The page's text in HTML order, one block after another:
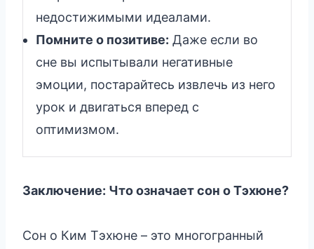
недостижимыми идеалами.
Помните о позитиве: Даже если во
сне вы испытывали негативные
эмоции, постарайтесь извлечь из него
урок и двигаться вперед с
оптимизмом.
Заключение: Что означает сон о Тэхюне?
Сон о Ким Тэхюне – это многогранный